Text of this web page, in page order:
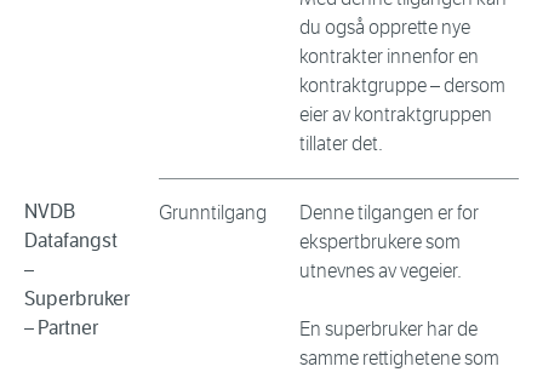
du også opprette nye
kontrakter innenfor en
kontraktgruppe – dersom
eier av kontraktgruppen
tillater det.
NVDB
Datafangst
–
Superbruker
– Partner
Grunntilgang
Denne tilgangen er for
ekspertbrukere som
utnevnes av vegeier.
En superbruker har de
samme rettighetene som